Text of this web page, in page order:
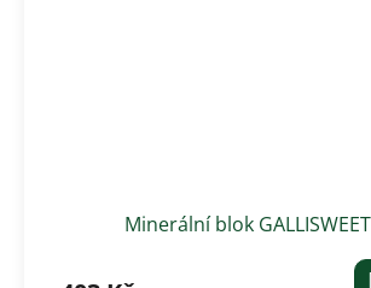
Minerální blok